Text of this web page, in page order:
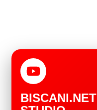
BISCANI.NET